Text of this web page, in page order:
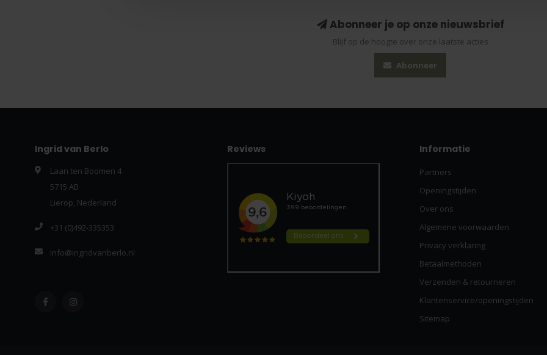
Abonneer je op onze nieuwsbrief
Blijf op de hoogte over onze laatste acties
Abonneer
Ingrid van Berlo
Laan ten Boomen 4
5715 AB
Lierop, Nederland
+31 (0)492-335353
info@ingridvanberlo.nl
Reviews Informatie
Partners
Openingstijden
Over ons
Algemene voorwaarden
Privacy verklaring
Betaalmethoden
Verzenden & retourneren
Klantenservice/openingstijden
Sitemap